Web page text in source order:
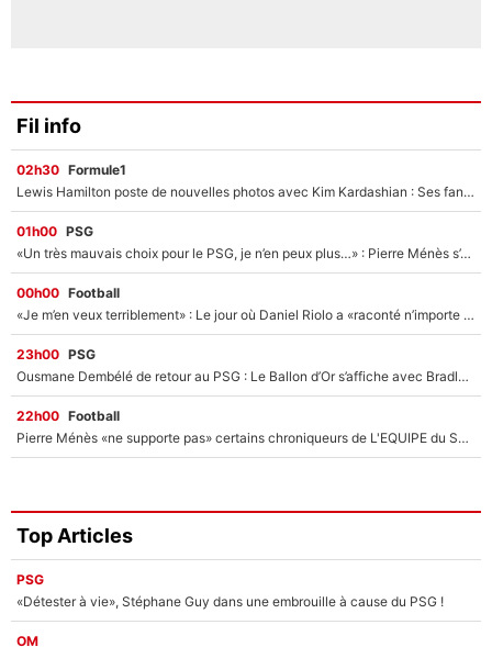
Fil info
02h30 Formule1
Lewis Hamilton poste de nouvelles photos avec Kim Kardashian : Ses fans le voient déjà redevenir champion du monde de F1 grâce à elle !
01h00 PSG
«Un très mauvais choix pour le PSG, je n’en peux plus…» : Pierre Ménès s’est complètement trompé avec Luis Enrique et ces déclarations le prouvent !
00h00 Football
«Je m’en veux terriblement» : Le jour où Daniel Riolo a «raconté n’importe quoi» dans l'After Foot !
23h00 PSG
Ousmane Dembélé de retour au PSG : Le Ballon d’Or s’affiche avec Bradley Barcola en plein cœur du feuilleton sur son départ !
22h00 Football
Pierre Ménès «ne supporte pas» certains chroniqueurs de L'EQUIPE du Soir : Ils vont tous partir !
Top Articles
PSG
«Détester à vie», Stéphane Guy dans une embrouille à cause du PSG !
OM